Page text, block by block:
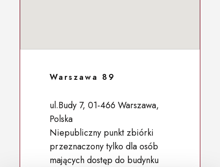
Warszawa 89
ul.Budy 7, 01-466 Warszawa,
Polska
Niepubliczny punkt zbiórki
przeznaczony tylko dla osób
mających dostęp do budynku